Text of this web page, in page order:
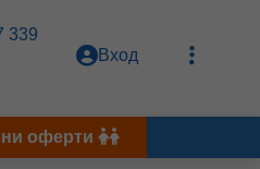
339
Вход
оферти